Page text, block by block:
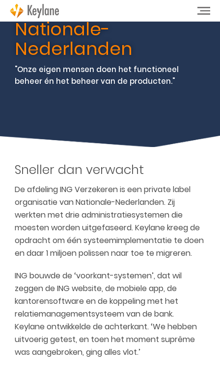
Nationale-
Nederlanden
"Onze eigen mensen doen het functioneel
beheer én het beheer van de producten."
Sneller dan verwacht
De afdeling ING Verzekeren is een private label
organisatie van Nationale-Nederlanden. Zij
werkten met drie administratiesystemen die
moesten worden uitgefaseerd. Keylane kreeg de
opdracht om één systeemimplementatie te doen
en daar 1 miljoen polissen naar toe te migreren.
ING bouwde de ‘voorkant-systemen’, dat wil
zeggen de ING website, de mobiele app, de
kantorensoftware en de koppeling met het
relatiemanagementsysteem van de bank.
Keylane ontwikkelde de achterkant. ‘We hebben
uitvoerig getest, en toen het moment suprême
was aangebroken, ging alles vlot.’